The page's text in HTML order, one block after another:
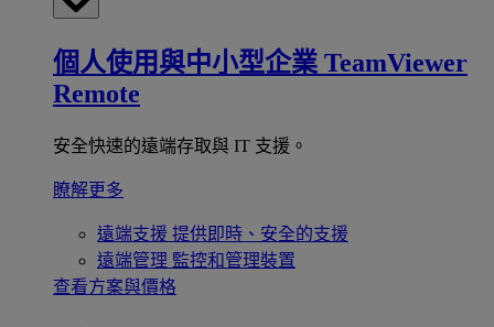
個人使用與中小型企業 TeamViewer
Remote
安全快速的遠端存取與 IT 支援。
瞭解更多
遠端支援 提供即時、安全的支援
遠端管理 監控和管理裝置
查看方案與價格